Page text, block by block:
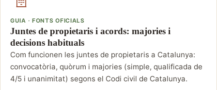
GUIA · FONTS OFICIALS
Juntes de propietaris i acords: majories i
decisions habituals
Com funcionen les juntes de propietaris a Catalunya:
convocatòria, quòrum i majories (simple, qualificada de
4/5 i unanimitat) segons el Codi civil de Catalunya.